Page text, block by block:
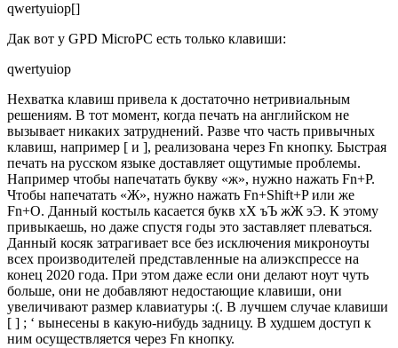
qwertyuiop[]
Дак вот у GPD MicroPC есть только клавиши:
qwertyuiop
Нехватка клавиш привела к достаточно нетривиальным
решениям. В тот момент, когда печать на английском не
вызывает никаких затруднений. Разве что часть привычных
клавиш, например [ и ], реализована через Fn кнопку. Быстрая
печать на русском языке доставляет ощутимые проблемы.
Например чтобы напечатать букву «ж», нужно нажать Fn+P.
Чтобы напечатать «Ж», нужно нажать Fn+Shift+P или же
Fn+O. Данный костыль касается букв хХ ъЪ жЖ эЭ. К этому
привыкаешь, но даже спустя годы это заставляет плеваться.
Данный косяк затрагивает все без исключения микроноуты
всех производителей представленные на алиэкспрессе на
конец 2020 года. При этом даже если они делают ноут чуть
больше, они не добавляют недостающие клавиши, они
увеличивают размер клавиатуры :(. В лучшем случае клавиши
[ ] ; ‘ вынесены в какую-нибудь задницу. В худшем доступ к
ним осуществляется через Fn кнопку.